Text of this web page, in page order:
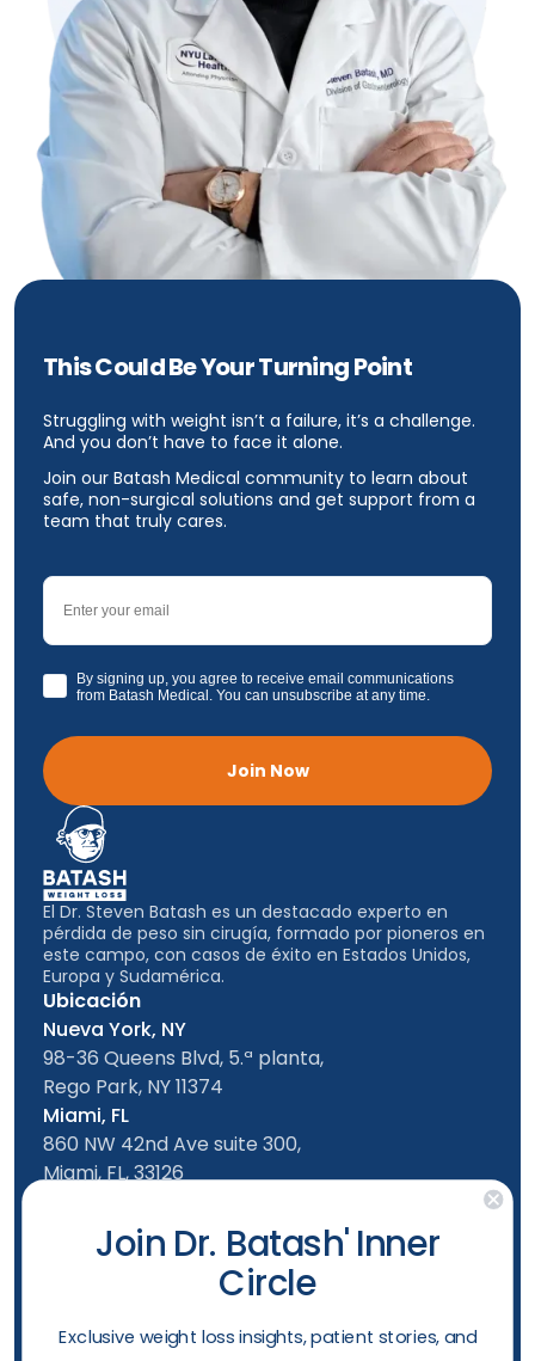
This Could Be Your Turning Point
Struggling with weight isn’t a failure, it’s a challenge.
And you don’t have to face it alone.
Join our Batash Medical community to learn about
safe, non-surgical solutions and get support from a
team that truly cares.
Email
GDPRBy signing up, you agree to receive email communications
from Batash Medical. You can unsubscribe at any time.
Join Now
Ubicación
Nueva York, NY
98-36 Queens Blvd, 5.ª planta,
Rego Park, NY 11374
Miami, FL
860 NW 42nd Ave suite 300,
Miami, FL, 33126
El Dr. Steven Batash es un destacado experto en
pérdida de peso sin cirugía, formado por pioneros en
este campo, con casos de éxito en Estados Unidos,
Europa y Sudamérica.
Oficina de Nueva York
De lunes a viernes: de 9 a 17 h
Sábado: 10am - 4:00pm
Domingo: 10am - 4:00pm
Join Dr. Batash' Inner
Circle
​Exclusive weight loss insights, patient stories, and